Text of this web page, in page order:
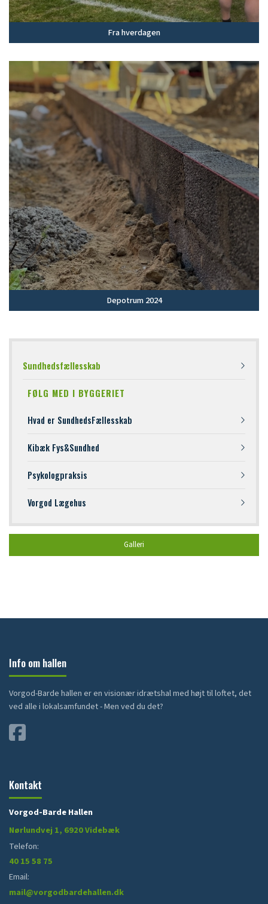
navigation
Sundhedsfællesskab
FØLG MED I BYGGERIET
Hvad er SundhedsFællesskab
Kibæk Fys&Sundhed
Psykologpraksis
Vorgod Lægehus
Galleri
Fra hverdagen
Depotrum 2024
Info om hallen
Vorgod-Barde hallen er en visionær idrætshal med højt til loftet, det
ved alle i lokalsamfundet - Men ved du det?
Kontakt
Vorgod-Barde Hallen
Nørlundvej 1, 6920 Videbæk
Telefon:
40 15 58 75
Email:
mail@vorgodbardehallen.dk